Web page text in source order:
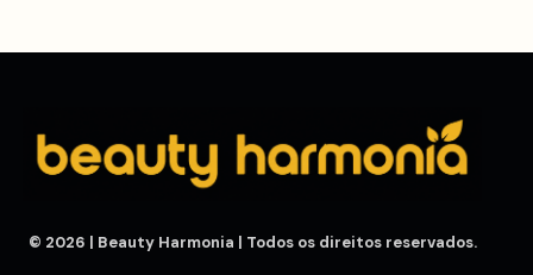
© 2026 | Beauty Harmonia | Todos os direitos reservados.